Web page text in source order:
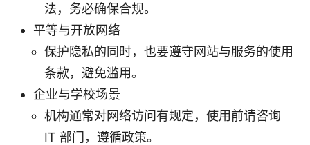
法，务必确保合规。
平等与开放网络
保护隐私的同时，也要遵守网站与服务的使用
条款，避免滥用。
企业与学校场景
机构通常对网络访问有规定，使用前请咨询
IT 部门，遵循政策。